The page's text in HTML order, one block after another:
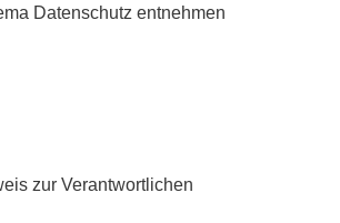
Datenschutz entnehmen
zur Verantwortlichen